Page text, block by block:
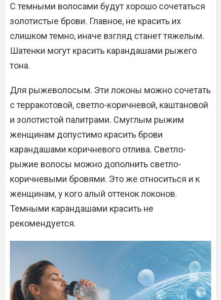
С темными волосами будут хорошо сочетаться
золотистые брови. Главное, не красить их
слишком темно, иначе взгляд станет тяжелым.
Шатенки могут красить карандашами рыжего
тона.
Для рыжеволосым. Эти локоны можно сочетать
с терракотовой, светло-коричневой, каштановой
и золотистой палитрами. Смуглым рыжим
женщинам допустимо красить брови
карандашами коричневого отлива. Светло-
рыжие волосы можно дополнить светло-
коричневыми бровями. Это же относиться и к
женщинам, у кого алый оттенок локонов.
Темными карандашами красить не
рекомендуется.